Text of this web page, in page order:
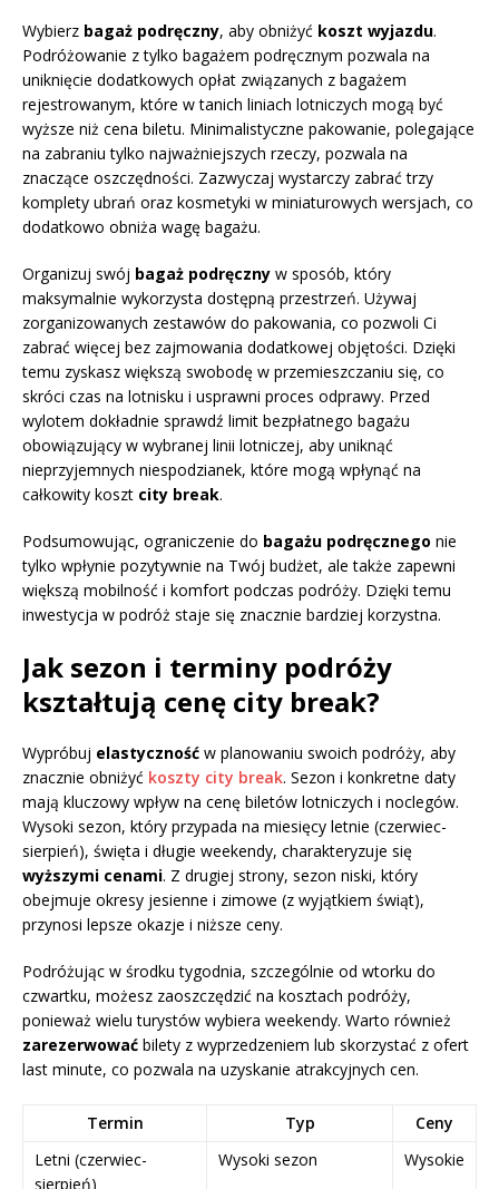
Wybierz bagaż podręczny, aby obniżyć koszt wyjazdu.
Podróżowanie z tylko bagażem podręcznym pozwala na
uniknięcie dodatkowych opłat związanych z bagażem
rejestrowanym, które w tanich liniach lotniczych mogą być
wyższe niż cena biletu. Minimalistyczne pakowanie, polegające
na zabraniu tylko najważniejszych rzeczy, pozwala na
znaczące oszczędności. Zazwyczaj wystarczy zabrać trzy
komplety ubrań oraz kosmetyki w miniaturowych wersjach, co
dodatkowo obniża wagę bagażu.
Organizuj swój bagaż podręczny w sposób, który
maksymalnie wykorzysta dostępną przestrzeń. Używaj
zorganizowanych zestawów do pakowania, co pozwoli Ci
zabrać więcej bez zajmowania dodatkowej objętości. Dzięki
temu zyskasz większą swobodę w przemieszczaniu się, co
skróci czas na lotnisku i usprawni proces odprawy. Przed
wylotem dokładnie sprawdź limit bezpłatnego bagażu
obowiązujący w wybranej linii lotniczej, aby uniknąć
nieprzyjemnych niespodzianek, które mogą wpłynąć na
całkowity koszt city break.
Podsumowując, ograniczenie do bagażu podręcznego nie
tylko wpłynie pozytywnie na Twój budżet, ale także zapewni
większą mobilność i komfort podczas podróży. Dzięki temu
inwestycja w podróż staje się znacznie bardziej korzystna.
Jak sezon i terminy podróży
kształtują cenę city break?
Wypróbuj elastyczność w planowaniu swoich podróży, aby
znacznie obniżyć koszty city break. Sezon i konkretne daty
mają kluczowy wpływ na cenę biletów lotniczych i noclegów.
Wysoki sezon, który przypada na miesięcy letnie (czerwiec-
sierpień), święta i długie weekendy, charakteryzuje się
wyższymi cenami. Z drugiej strony, sezon niski, który
obejmuje okresy jesienne i zimowe (z wyjątkiem świąt),
przynosi lepsze okazje i niższe ceny.
Podróżując w środku tygodnia, szczególnie od wtorku do
czwartku, możesz zaoszczędzić na kosztach podróży,
ponieważ wielu turystów wybiera weekendy. Warto również
zarezerwować bilety z wyprzedzeniem lub skorzystać z ofert
last minute, co pozwala na uzyskanie atrakcyjnych cen.
Termin Typ
Ceny
Letni (czerwiec-
sierpień)
Wysoki sezon Wysokie